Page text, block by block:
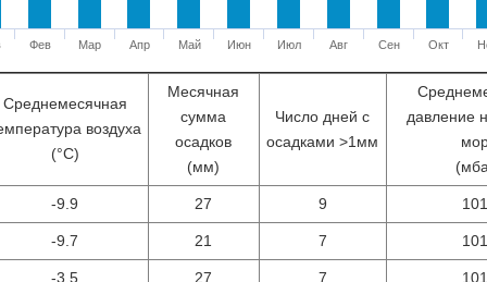
Фев Мар Апр Май Июн Июл Авг Сен Окт
Среднемесячная
воздуха
(°С)
Месячная
сумма
осадков
(мм)
Число дней с
осадками >1мм
давление
-9.9 27 9
-9.7 21 7
-3.5 27 7